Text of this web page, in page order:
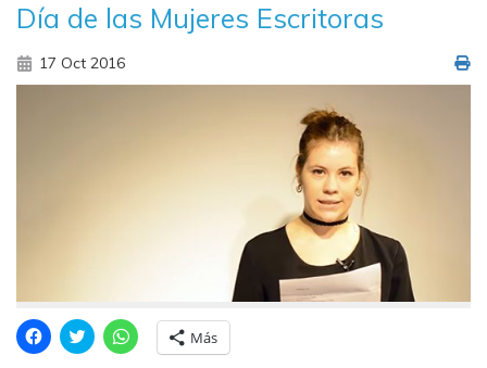
Día de las Mujeres Escritoras
17 Oct 2016
H
a
H
a
H
a Más